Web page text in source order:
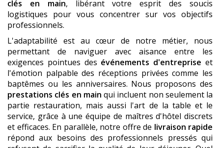
clés en main, libérant votre esprit des soucis
logistiques pour vous concentrer sur vos objectifs
professionnels.
L'adaptabilité est au cœur de notre métier, nous
permettant de naviguer avec aisance entre les
exigences pointues des événements d'entreprise et
l'émotion palpable des réceptions privées comme les
baptêmes ou les anniversaires. Nous proposons des
prestations clés en main qui incluent non seulement la
partie restauration, mais aussi l'art de la table et le
service, grâce à une équipe de maîtres d'hôtel discrets
et efficaces. En parallèle, notre offre de livraison rapide
répond aux besoins des professionnels pressés qui